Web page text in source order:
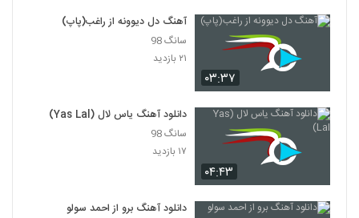
هومن شاهی آهنگ بی تو
دانلود آهنگ بهزاد لیتو خدا شکر
۲,۱۵۷ بازدید
تی ام بکس آهنگ رسممونه
موزیک زیبای فقط واسه من از خشایار اس آر
۰۳:۳۷
آهنگ دل دیوونه از راغب(پاپ)
سانگ 98
۲۱ بازدید
۰۴:۴۳
دانلود آهنگ یاس لال (Yas Lal)
سانگ 98
۱۷ بازدید
دانلود آهنگ برو از احمد سولو